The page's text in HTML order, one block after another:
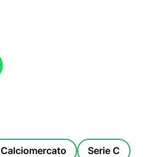
Calciomercato Serie C